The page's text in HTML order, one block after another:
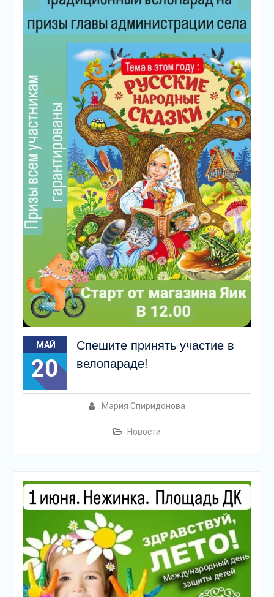
МАЙ
20
Спешите принять участие в
велопараде!
Мария Спиридонова
Новости